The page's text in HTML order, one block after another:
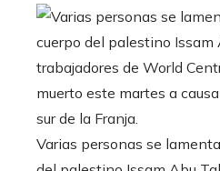
Varias personas se